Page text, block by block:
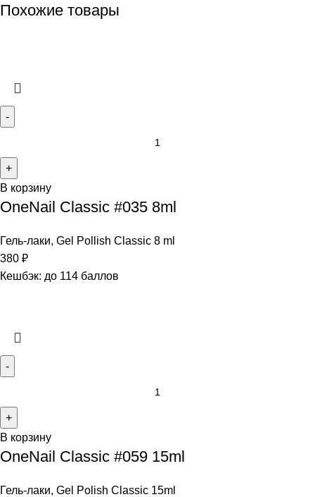
Похожие товары
В корзину
OneNail Classic #035 8ml
Гель-лаки, Gel Pollish Classic 8 ml
380 ₽
Кешбэк: до 114 баллов
В корзину
OneNail Classic #059 15ml
Гель-лаки, Gel Polish Classic 15ml